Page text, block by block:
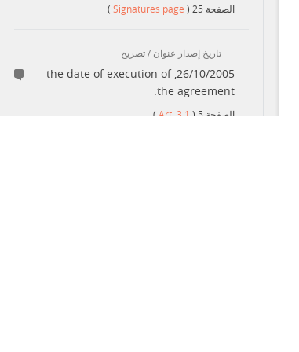
الصفحة 25
(
Signatures page
)
تاريخ إصدار عنوان / تصريح
26/10/2005, the date of execution of
the agreement.
الصفحة 5
(
Art. 3.1
)